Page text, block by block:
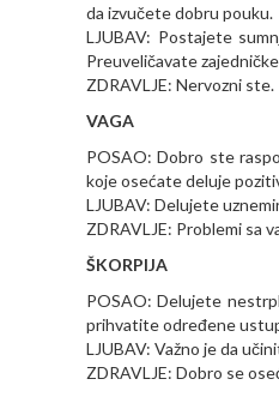
da izvučete dobru pouku.
LJUBAV: Postajete
Preuveličavate
ZDRAVLJE: Nervozni ste.
VAGA
POSAO: Dobro ste
koje osećate deluje
LJUBAV: Delujete
ZDRAVLJE: Problemi sa
ŠKORPIJA
POSAO: Delujete
prihvatite određene
LJUBAV: Važno je da
ZDRAVLJE: Dobro se